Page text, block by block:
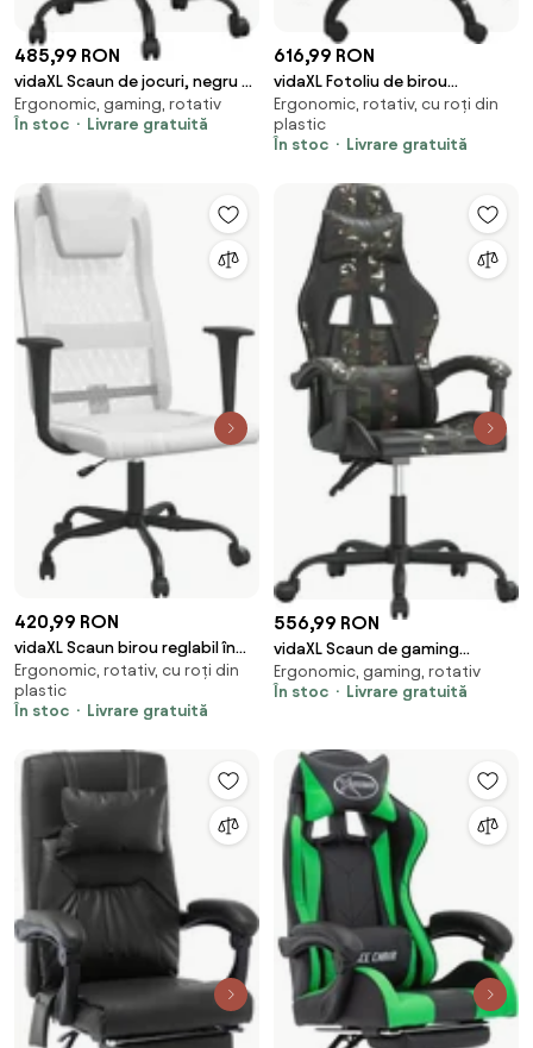
485,99 RON
vidaXL Scaun de jocuri, negru și
verde, piele ecologică
Ergonomic, gaming, rotativ
În stoc
Livrare gratuită
616,99 RON
vidaXL Fotoliu de birou
rabatabil, maro, piele
ecologică
Ergonomic, rotativ, cu roți din
plastic
În stoc
Livrare gratuită
420,99 RON
vidaXL Scaun birou reglabil în
înălțime, alb, piele
artificială/plasă
Ergonomic, rotativ, cu roți din
plastic
În stoc
Livrare gratuită
556,99 RON
vidaXL Scaun de gaming
pivotant, negru și camuflaj,
piele ecologică
Ergonomic, gaming, rotativ
În stoc
Livrare gratuită